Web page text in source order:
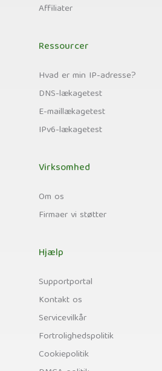
Affiliater
Ressourcer
Hvad er min IP-adresse?
DNS-lækagetest
E-maillækagetest
IPv6-lækagetest
Virksomhed
Om os
Firmaer vi støtter
Hjælp
Supportportal
Kontakt os
Servicevilkår
Fortrolighedspolitik
Cookiepolitik